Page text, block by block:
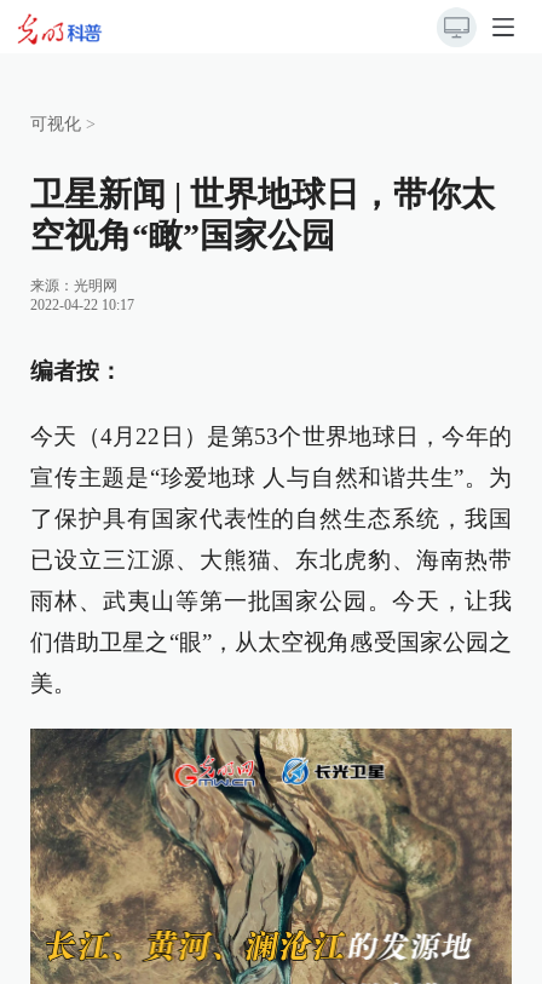
可视化 >
卫星新闻 | 世界地球日，带你太
空视角“瞰”国家公园
来源： 光明网
2022-04-22 10:17
编者按：
今天（4月22日）是第53个世界地球日，今年的
宣传主题是“珍爱地球 人与自然和谐共生”。为
了保护具有国家代表性的自然生态系统，我国
已设立三江源、大熊猫、东北虎豹、海南热带
雨林、武夷山等第一批国家公园。今天，让我
们借助卫星之“眼”，从太空视角感受国家公园之
美。